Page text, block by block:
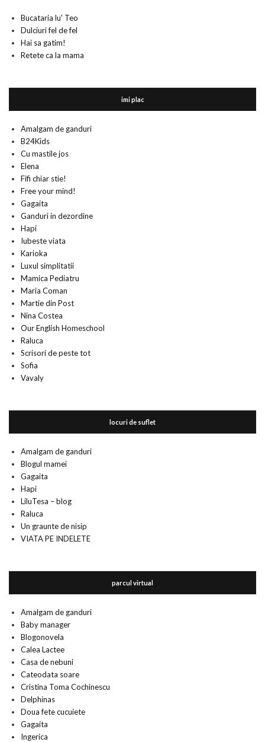
Bucataria lu' Teo
Dulciuri fel de fel
Hai sa gatim!
Retete ca la mama
imi plac
Amalgam de ganduri
B24Kids
Cu mastile jos
Elena
Fifi chiar stie!
Free your mind!
Gagaita
Ganduri in dezordine
Hapi
Iubeste viata
Karioka
Luxul simplitatii
Mamica Pediatru
Maria Coman
Martie din Post
Nina Costea
Our English Homeschool
Raluca
Scrisori de peste tot
Sofia
Vavaly
locuri de suflet
Amalgam de ganduri
Blogul mamei
Gagaita
Hapi
LiluTesa – blog
Raluca
Un graunte de nisip
VIATA PE INDELETE
parcul virtual
Amalgam de ganduri
Baby manager
Blogonovela
Calea Lactee
Casa de nebuni
Cateodata soare
Cristina Toma Cochinescu
Delphinas
Doua fete cucuiete
Gagaita
Ingerica